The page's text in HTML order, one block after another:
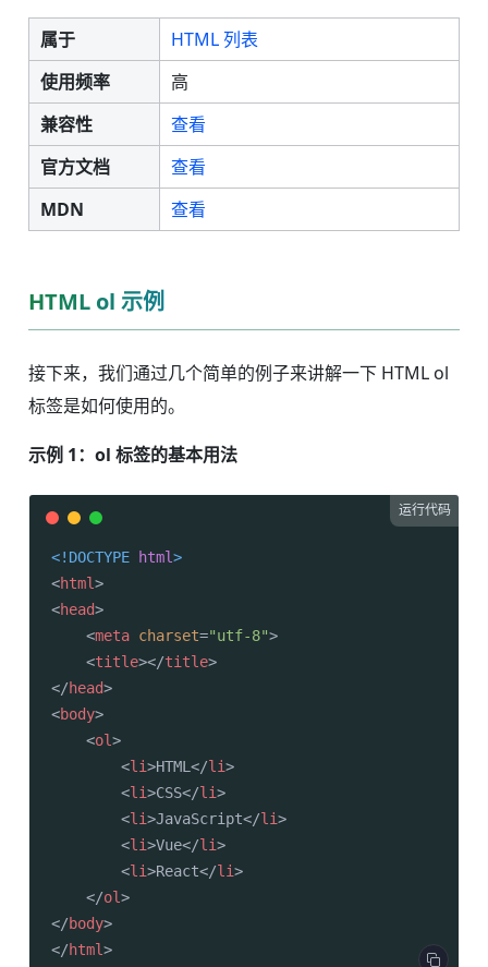
属于
HTML 列表
使用频率
高
兼容性
查看
官方文档
查看
MDN
查看
HTML ol 示例
接下来，我们通过几个简单的例子来讲解一下 HTML ol
标签是如何使用的。
示例 1：ol 标签的基本用法
运行代码
<!DOCTYPE html>
<html>
<head>
<meta charset="utf-8">
<title></title>
</head>
<body>
<ol>
<li>HTML </li>
<li>CSS</li>
<li>JavaScript</li>
<li>Vue</li>
<li>React</li>
</ol>
</body>
</html>